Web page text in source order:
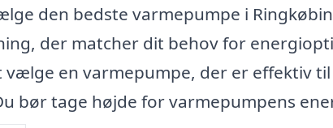
den bedste varmepumpe i
der matcher dit behov for
en varmepumpe, der er effektiv til
bør tage højde for varmepumpens